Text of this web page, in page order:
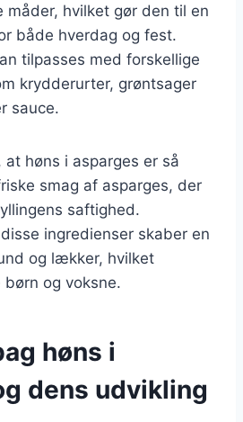
måder, hvilket gør den til en
både hverdag og fest.
tilpasses med forskellige
krydderurter, grøntsager
sauce.
at høns i asparges er så
smag af asparges, der
saftighed.
ingredienser skaber en
og lækker, hvilket
og voksne.
høns i
dens udvikling